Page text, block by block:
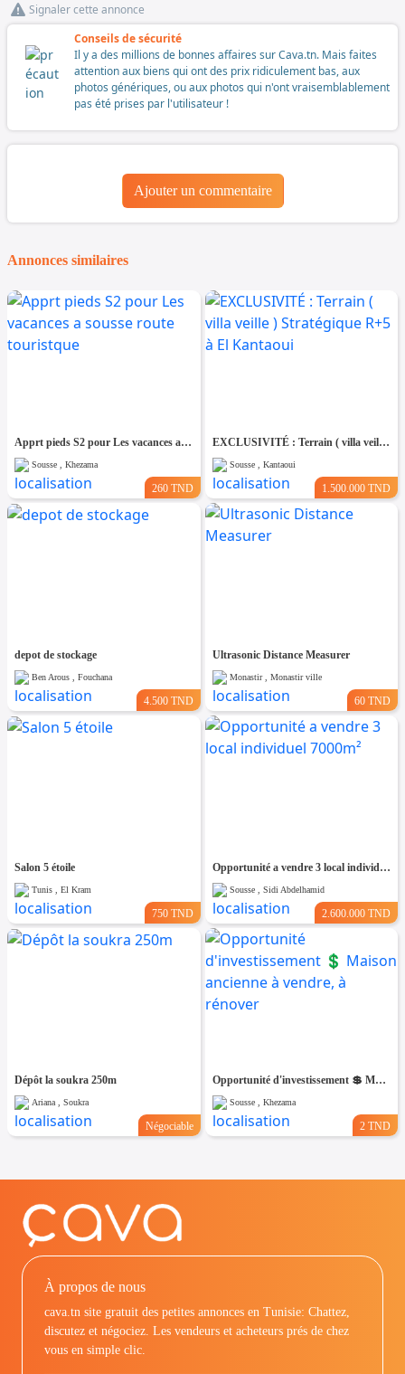
Signaler cette annonce
Conseils de sécurité
Il y a des millions de bonnes affaires sur Cava.tn. Mais faites
attention aux biens qui ont des prix ridiculement bas, aux
photos génériques, ou aux photos qui n'ont vraisemblablement
pas été prises par l'utilisateur !
Ajouter un commentaire
Annonces similaires
Apprt pieds S2 pour Les vacances a sousse route touristque
Sousse , Khezama
260 TND
EXCLUSIVITÉ : Terrain ( villa veille ) Stratégique R+5 à El Kantaoui
Sousse , Kantaoui
1.500.000 TND
depot de stockage
Ben Arous , Fouchana
4.500 TND
Ultrasonic Distance Measurer
Monastir , Monastir ville
60 TND
Salon 5 étoile
Tunis , El Kram
750 TND
Opportunité a vendre 3 local individuel 7000m²
Sousse , Sidi Abdelhamid
2.600.000 TND
Dépôt la soukra 250m
Ariana , Soukra
Négociable
Opportunité d'investissement 💲 Maison ancienne à vendre, à rénover
Sousse , Khezama
2 TND
À propos de nous
cava.tn site gratuit des petites annonces en Tunisie: Chattez,
discutez et négociez. Les vendeurs et acheteurs prés de chez
vous en simple clic.